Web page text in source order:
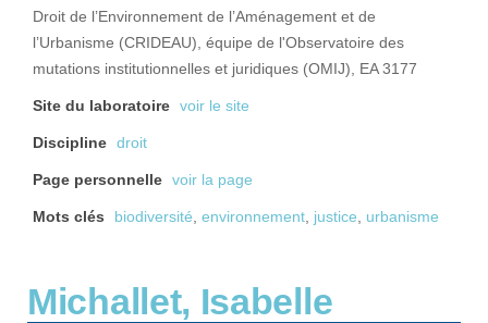
Droit de l’Environnement de l’Aménagement et de
l’Urbanisme (CRIDEAU), équipe de l'Observatoire des
mutations institutionnelles et juridiques (OMIJ), EA 3177
Site du laboratoire voir le site
Discipline droit
Page personnelle voir la page
Mots clés biodiversité, environnement, justice, urbanisme
Michallet, Isabelle